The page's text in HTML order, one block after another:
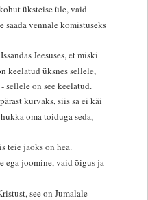
üksteise üle, vaid
vennale komistuseks
Jeesuses, et miski
keelatud üksnes sellele,
sellele on see keelatud.
kurvaks, siis sa ei käi
oma toiduga seda,
teie jaoks on hea.
ega joomine, vaid õigus ja
see on Jumalale